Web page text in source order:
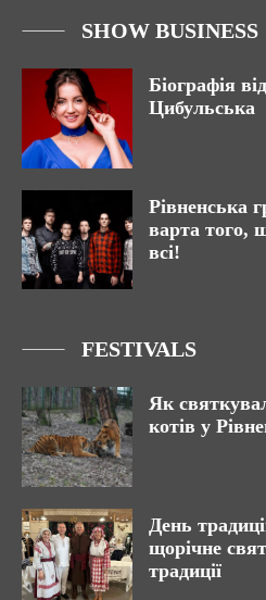
SHOW BUSINESS
Біографія
Цибульська
Рівненська
варта того,
всі!
FESTIVALS
Як
котів у
День
щорічне
традиції